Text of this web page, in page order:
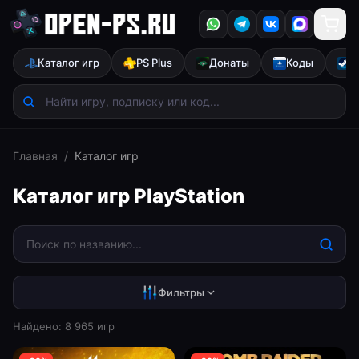
Каталог игр PS Plus Донаты Коды
Главная / Каталог игр
Каталог игр PlayStation
Фильтры
Все PS5 PS4 Скидки
Найдено: 8 965 игр